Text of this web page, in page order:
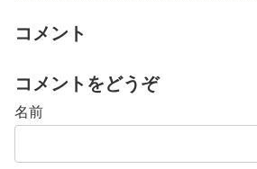
コメント
コメントをどうぞ
名前